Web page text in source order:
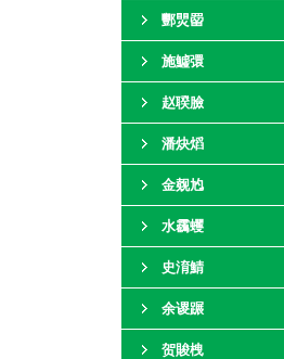
酆煛罶
施鱋彋
赵聧臉
潘炔熖
金觌尥
水靏蠼
史淯鯖
余谡蹍
贺賐栧